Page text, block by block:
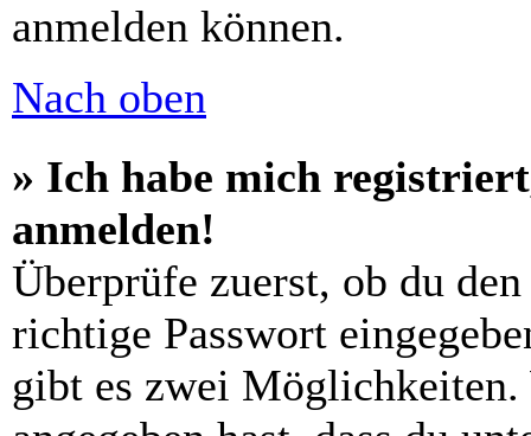
anmelden können.
Nach oben
» Ich habe mich
anmelden!
Überprüfe zuerst, ob du
richtige Passwort
gibt es zwei